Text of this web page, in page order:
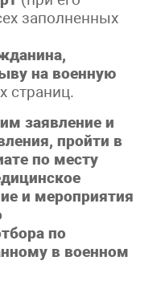
заполненных
на военную
страниц.
заявление и
пройти в
по месту
и мероприятия
по
в военном